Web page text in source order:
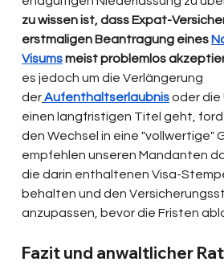
zu wissen ist, dass Expat-
erstmaligen Beantragung eines
Visums meist problemlos
es jedoch um die Verlängerung
derAufenthaltserlaubnis oder die
einen langfristigen Titel geht,
den Wechsel in eine "vollwertige"
empfehlen unseren Mandanten
die darin enthaltenen Visa-
behalten und den
anzupassen, bevor die Fristen
Fazit und anwaltlicher Rat